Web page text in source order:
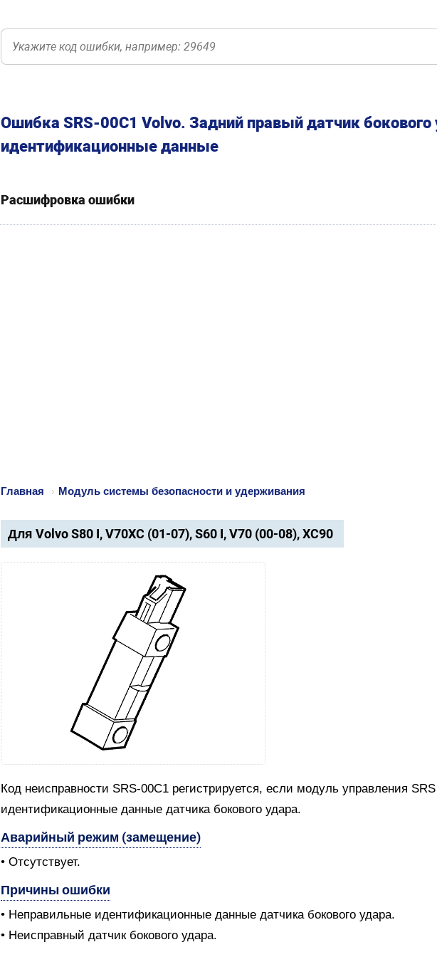
Ошибка SRS-00C1 Volvo. Задний правый датчик
идентификационные данные
Расшифровка ошибки
Главная › Модуль системы безопасности и удерживания
Для Volvo S80 I, V70XC (01-07), S60 I, V70 (00-08), XC90
Код неисправности SRS-00C1 регистрируется, если модуль управления
идентификационные данные датчика бокового удара.
Аварийный режим (замещение)
• Отсутствует.
Причины ошибки
• Неправильные идентификационные данные датчика бокового удара.
• Неисправный датчик бокового удара.